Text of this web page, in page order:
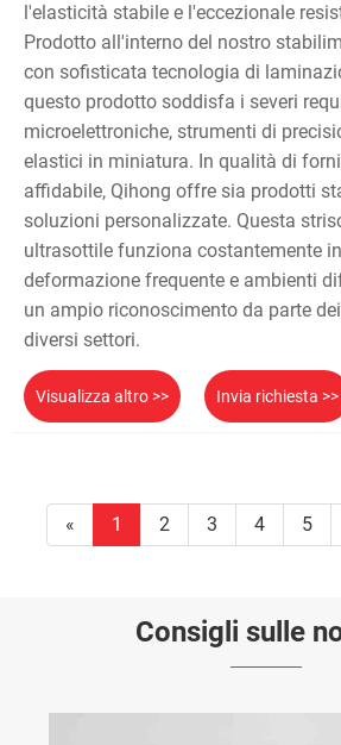
l'elasticità stabile e l'eccezionale
Prodotto all'interno del nostro
con sofisticata tecnologia di
questo prodotto soddisfa i severi
microelettroniche, strumenti di
elastici in miniatura. In qualità di
affidabile, Qihong offre sia prodotti
soluzioni personalizzate. Questa
ultrasottile funziona costantemente
deformazione frequente e ambienti
un ampio riconoscimento da parte
diversi settori.
Visualizza altro >> Invia richiesta >>
« 1 2 3 4 5
Consigli sulle